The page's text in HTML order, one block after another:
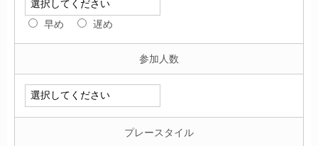
早め 遅め
参加人数
プレースタイル